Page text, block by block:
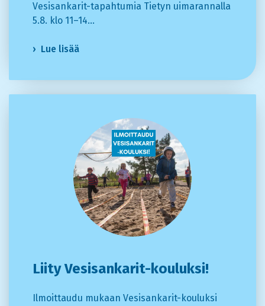
Vesisankarit-tapahtumia Tietyn uimarannalla
5.8. klo 11–14…
Lue lisää
Liity Vesisankarit-kouluksi!
Ilmoittaudu mukaan Vesisankarit-kouluksi